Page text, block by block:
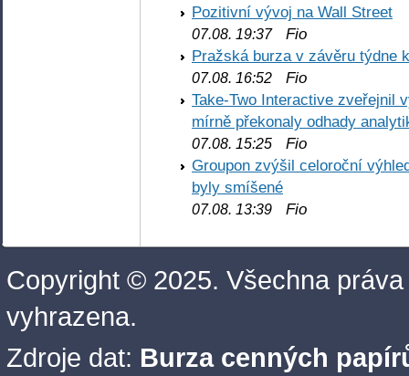
Pozitivní vývoj na Wall Street
07.08. 19:37Fio
Pražská burza v závěru týdne
07.08. 16:52 Fio
Take-Two Interactive zveřejnil
mírně překonaly odhady
07.08. 15:25 Fio
Groupon zvýšil celoroční
byly smíšené
07.08. 13:39 Fio
Copyright © 2025. Všechna práva
vyhrazena.
Zdroje dat: Burza cenných